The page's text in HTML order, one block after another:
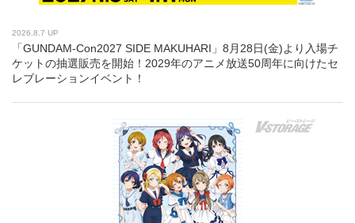
2026.8.7 UP
「GUNDAM-Con2027 SIDE MAKUHARI」8月28日(金)より入場チ
ケットの抽選販売を開始！2029年のアニメ放送50周年に向けたセ
レブレーションイベント！